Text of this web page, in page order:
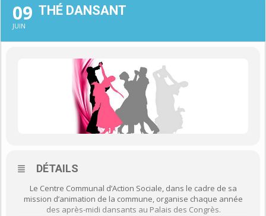
09
JUIN
THÉ DANSANT
DÉTAILS
Le Centre Communal d’Action Sociale, dans le cadre de sa
mission d’animation de la commune, organise chaque année
des après-midi dansants au Palais des Congrès.